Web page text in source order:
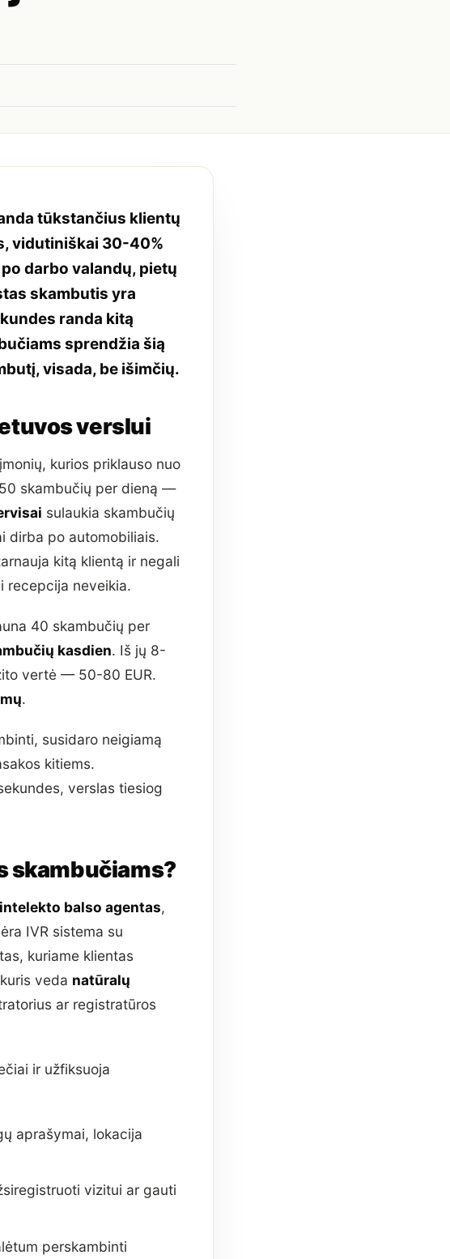
tūkstančius klientų
vidutiniškai 30-40%
darbo valandų, pietų
skambutis yra
randa kitą
sprendžia šią
visada, be išimčių.
verslui
kurios priklauso nuo
skambučių per dieną —
sulaukia skambučių
dirba po automobiliais.
kitą klientą ir negali
recepcija neveikia.
40 skambučių per
kasdien. Iš jų 8-
vertė — 50-80 EUR.
.
susidaro neigiamą
kitiems.
verslas tiesiog
skambučiams?
balso agentas,
IVR sistema su
kuriame klientas
veda natūralų
ar registratūros
ir užfiksuoja
aprašymai, lokacija
vizitui ar gauti
perskambinti